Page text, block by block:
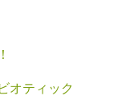
オティック